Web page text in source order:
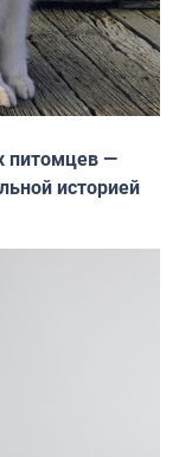
питомцев —
историей